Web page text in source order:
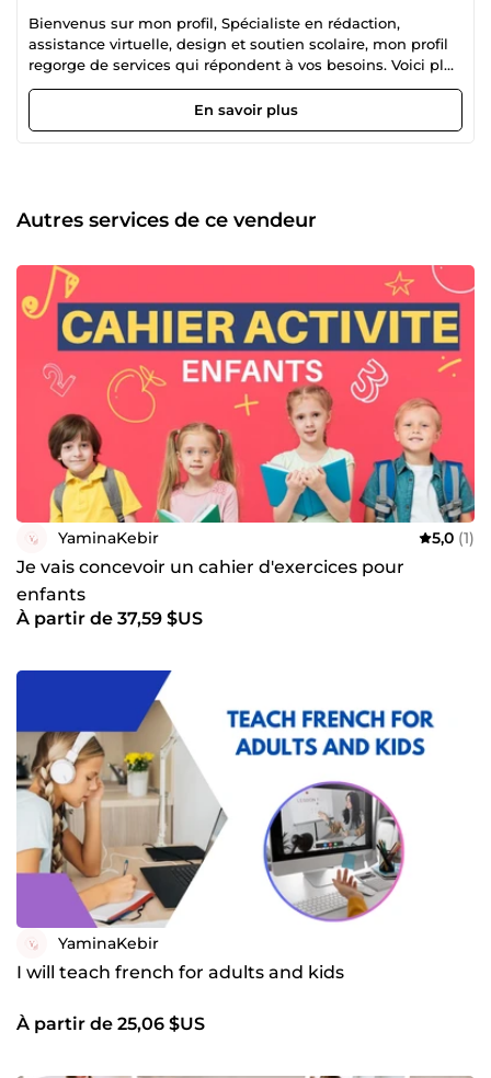
Bienvenus sur mon profil, Spécialiste en rédaction,
assistance virtuelle, design et soutien scolaire, mon profil
regorge de services qui répondent à vos besoins. Voici plus
de détails: Rédaction: CV Lettres Annonces Transcription
Rédaction de documents officiaux Traduction Saisie
Maîtrise du WORD, POWERPOINT, EXCEL … Design:
Rédaction de documents officiaux Rédaction de courriers
Maîtrise du WORD, POWERPOINT, EXCEL … Soutien
d'exercices Fiches pour enfants et ados Résumés
Rédaction de notes de cours Maîtrise du WORD,
POWERPOINT, EXCEL … Je vous garantis : Un travail
original, sur mesure, soigné, de qualité Des solutions
adaptées à vos besoins Disponible 7J/7 Livraison rapide et
efficace N'hésitez pas à me contacter pour plus
d'informations. A très vite, Merci. Yamina
En savoir plus
Autres services de ce vendeur
YaminaKebir 5,0 (1)
Je vais concevoir un cahier d'exercices pour
enfants
À partir de 37,59 $US
YaminaKebir
I will teach french for adults and kids
À partir de 25,06 $US